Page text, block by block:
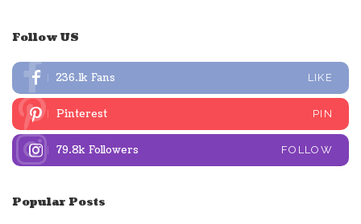
Follow US
236.1k Fans LIKE
Pinterest PIN
79.8k Followers FOLLOW
Popular Posts